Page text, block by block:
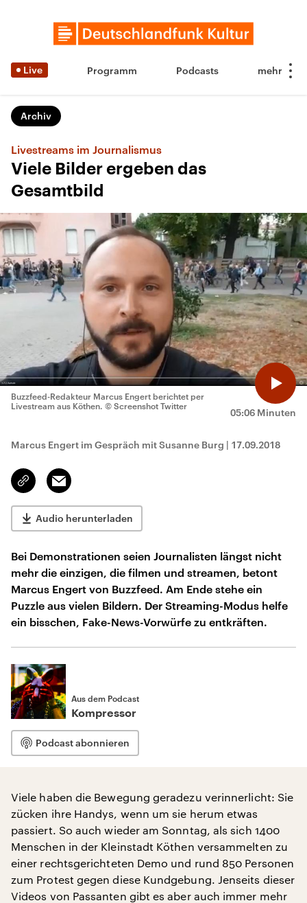
Live Programm Podcasts
Archiv
Livestreams im Journalismus
Viele Bilder ergeben das
Gesamtbild
05:06 Minuten
Buzzfeed-Redakteur Marcus Engert berichtet per
Livestream aus Köthen. © Screenshot Twitter
Marcus Engert im Gespräch mit Susanne Burg | 17.09.2018
Link
kopieren/teilen
Email
Audio herunterladen
Bei Demonstrationen seien Journalisten längst nicht
mehr die einzigen, die filmen und streamen, betont
Marcus Engert von Buzzfeed. Am Ende stehe ein
Puzzle aus vielen Bildern. Der Streaming-Modus helfe
ein bisschen, Fake-News-Vorwürfe zu entkräften.
Aus dem Podcast
Kompressor
Podcast abonnieren
Viele haben die Bewegung geradezu verinnerlicht: Sie
zücken ihre Handys, wenn um sie herum etwas
passiert. So auch wieder am Sonntag, als sich 1400
Menschen in der Kleinstadt Köthen versammelten zu
einer rechtsgerichteten Demo und rund 850 Personen
zum Protest gegen diese Kundgebung. Jenseits dieser
Videos von Passanten gibt es aber auch immer mehr